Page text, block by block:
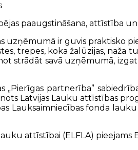
paaugstināšana, attīstība
uzņēmumā ir guvis praktisko
trepes, koka žalūzijas,
strādāt savā uzņēmumā,
partnerība”
Latvijas Lauku attīstības
Lauksaimniecības fonda
attīstībai (ELFLA) pieejams